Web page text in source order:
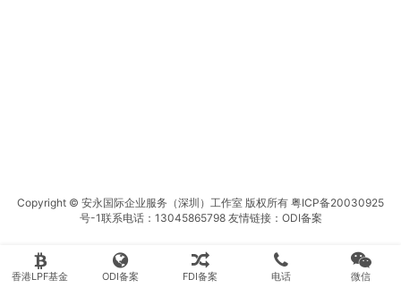
Copyright © 安永国际企业服务（深圳）工作室 版权所有 粤ICP备20030925
号-1联系电话：13045865798 友情链接： ODI备案
香港LPF基金 ODI备案 FDI备案 电话 微信